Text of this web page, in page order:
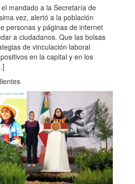
mandado a la Secretaría de
vez, alertó a la población
personas y páginas de internet
a ciudadanos. Que las bolsas
de vinculación laboral
en la capital y en los